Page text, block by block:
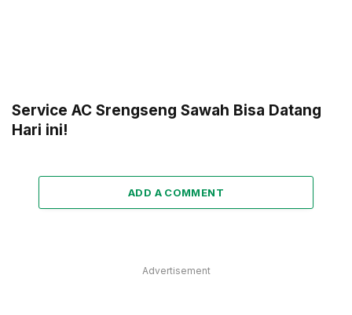
Service AC Srengseng Sawah Bisa Datang
Hari ini!
ADD A COMMENT
Advertisement